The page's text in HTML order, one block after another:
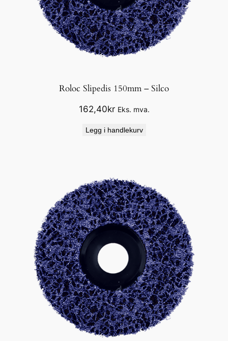
Roloc Slipedis 150mm – Silco
162,40kr Eks. mva.
Legg i handlekurv